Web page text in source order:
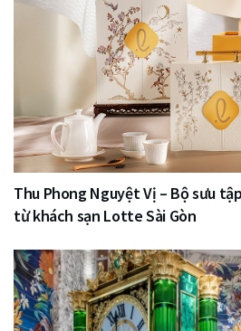
Thu Phong Nguyệt Vị – Bộ sưu
từ khách sạn Lotte Sài Gòn